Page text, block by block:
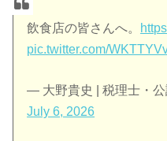
飲食店の皆さんへ。
pic.twitter.com/
— 大野貴史 | 税理士・
July 6, 2026